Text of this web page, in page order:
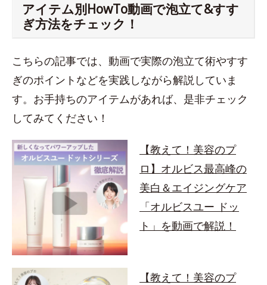
アイテム別HowTo動画で泡立て&すす
ぎ方法をチェック！
こちらの記事では、動画で実際の泡立て術やすす
ぎのポイントなどを実践しながら解説していま
す。お手持ちのアイテムがあれば、是非チェック
してみてください！
【教えて！美容のプ
ロ】オルビス最高峰の
美白＆エイジングケア
「オルビスユー ドッ
ト」を動画で解説！
【教えて！美容のプ